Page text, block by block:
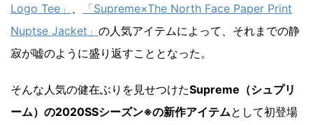
Logo Tee」
「Supreme×The North Face Paper Print
Nuptse Jacket」 の人気アイテムによって、それまでの静
寂が嘘のように盛り返すこととなった。
そんな人気の健在ぶりを見せつけたSupreme（シュプリ
ーム）の2020SSシーズン※の新作アイテムとして初登場